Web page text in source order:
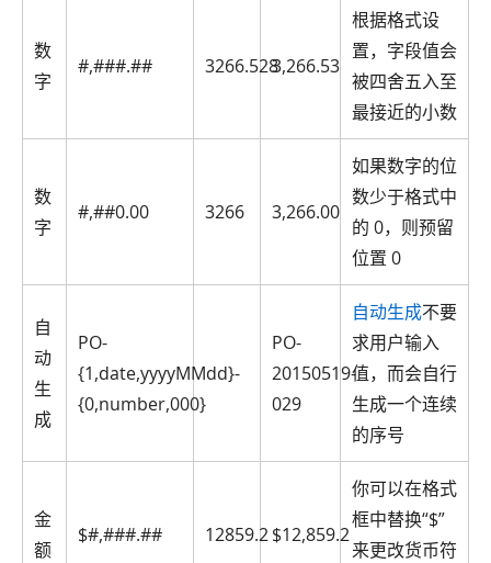
数
字
#,###.## 3266.5283,266.53
根据格式设
置，字段值会
被四舍五入至
最接近的小数
数
字
#,##0.00 3266 3,266.00
如果数字的位
数少于格式中
的 0，则预留
位置 0
自
动
生
成
PO-
{1,date,yyyyMMdd}-
{0,number,000}
PO-
20150519-
029
自动生成不要
求用户输入
值，而会自行
生成一个连续
的序号
金
额
$#,###.## 12859.2$12,859.2
你可以在格式
框中替换“$”
来更改货币符